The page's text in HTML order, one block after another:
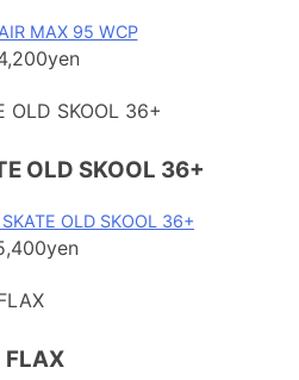
MAX 95 WCP
OLD SKOOL 36+
OLD SKOOL 36+
FLAX